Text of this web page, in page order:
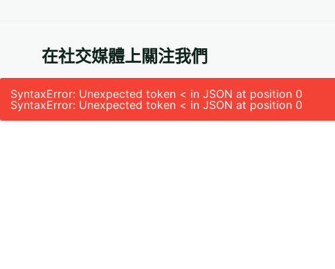
在社交媒體上關注我們
SyntaxError: Unexpected token < in JSON at position 0
SyntaxError: Unexpected token < in JSON at position 0